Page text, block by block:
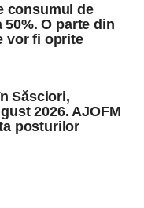
consumul de
O parte din
vor fi oprite
Săsciori,
2026. AJOFM
posturilor